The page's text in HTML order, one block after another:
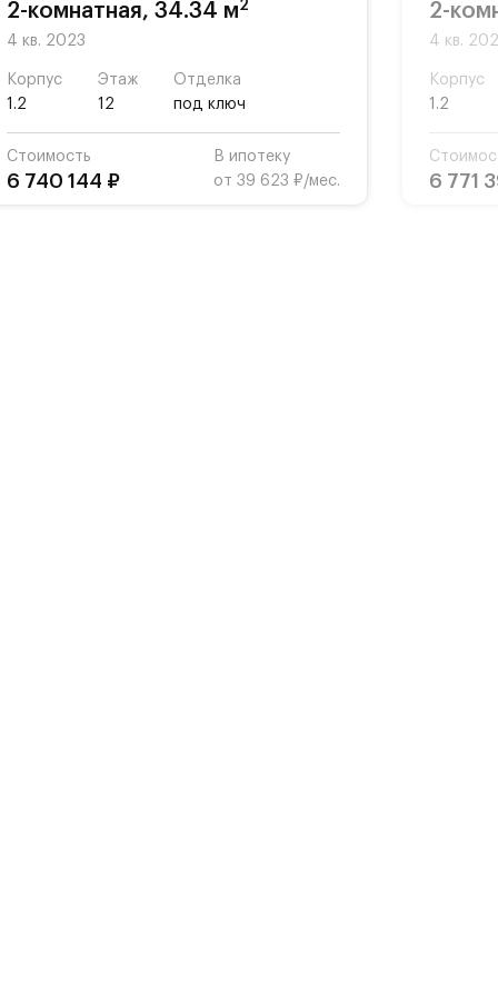
2-комнатная, 34.34 м2
4 кв. 2023
Корпус
1.2
Этаж
12
Отделка
под ключ
Стоимость
6 740 144 ₽
В ипотеку
от 39 623 ₽/мес.
2-
4 кв.
Корпус
1.2
6 771